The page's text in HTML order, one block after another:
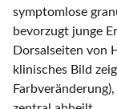
symptomlose
bevorzugt junge
Dorsalseiten von
klinisches Bild